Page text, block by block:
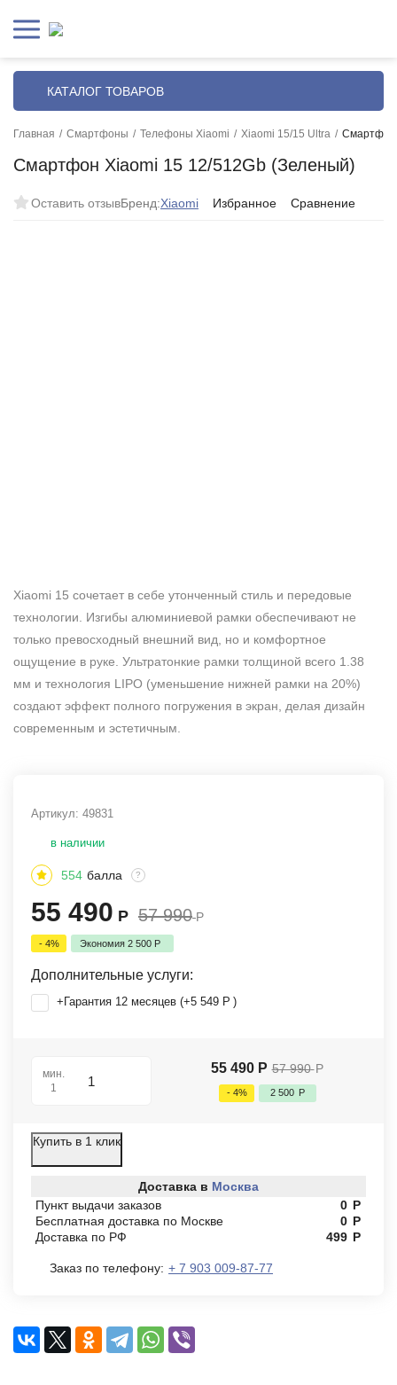
КАТАЛОГ ТОВАРОВ
Главная / Смартфоны / Телефоны Xiaomi / Xiaomi 15/15 Ultra / Смартфон
Смартфон Xiaomi 15 12/512Gb (Зеленый)
Оставить отзывБренд:Xiaomi Избранное Сравнение
Xiaomi 15 сочетает в себе утонченный стиль и передовые
технологии. Изгибы алюминиевой рамки обеспечивают не
только превосходный внешний вид, но и комфортное
ощущение в руке. Ультратонкие рамки толщиной всего 1.38
мм и технология LIPO (уменьшение нижней рамки на 20%)
создают эффект полного погружения в экран, делая дизайн
современным и эстетичным.
Артикул: 49831
в наличии
554 балла ?
55 490 Р 57 990 Р
- 4% Экономия 2 500 Р
Дополнительные услуги:
+Гарантия 12 месяцев (+5 549 Р )
мин.
1
55 490 Р 57 990 Р
- 4% 2 500 Р
Купить в 1 клик
Доставка в Москва
Пункт выдачи заказов
0 Р
Бесплатная доставка по Москве
0 Р
Доставка по РФ
499 Р
Заказ по телефону: + 7 903 009-87-77